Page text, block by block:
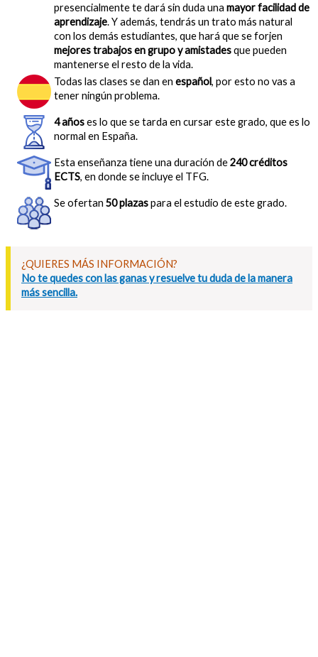
presencialmente te dará sin duda una mayor facilidad de
aprendizaje. Y además, tendrás un trato más natural
con los demás estudiantes, que hará que se forjen
mejores trabajos en grupo y amistadesque pueden
mantenerse el resto de la vida.
Todas las clases se dan en español, por esto no vas a
tener ningún problema.
4 añoses lo que se tarda en cursar este grado, que es lo
normal en España.
Esta enseñanza tiene una duración de240 créditos
ECTS, en donde se incluye el TFG.
Se ofertan 50 plazaspara el estudio de este grado.
¿QUIERES MÁS INFORMACIÓN?
No te quedes con las ganas y resuelve tu duda de la manera
más sencilla.